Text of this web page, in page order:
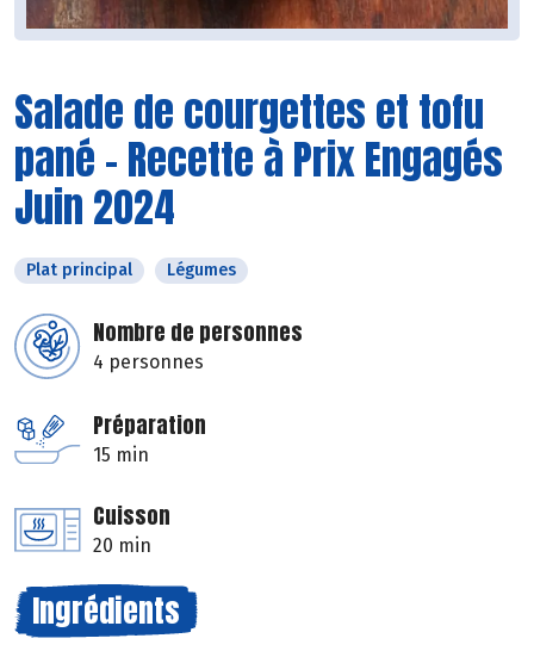
Salade de courgettes et tofu
pané - Recette à Prix Engagés
Juin 2024
Plat principal Légumes
Nombre de personnes
4 personnes
Préparation
15 min
Cuisson
20 min
Ingrédients